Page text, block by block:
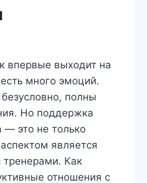
впервые выходит на
много эмоций.
полны
Но поддержка
— это не только
является
тренерами. Как
отношения с